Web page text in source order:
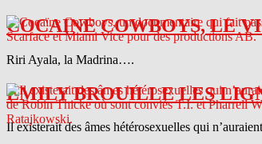
COCAINE COWBOYS, LE
Riri Ayala, la Madrina….
EMILY BROUILLE LES
Il existerait des âmes hétérosexuelles qui